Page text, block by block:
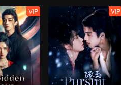
VIP VIP